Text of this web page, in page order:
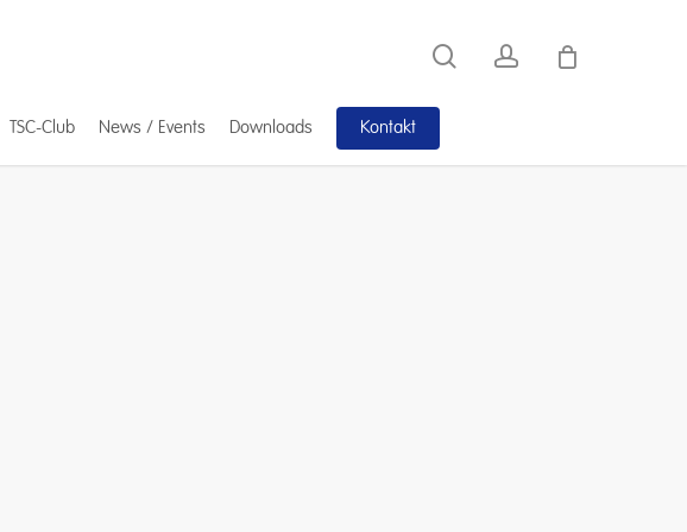
TSC-Club News / Events Downloads Kontakt